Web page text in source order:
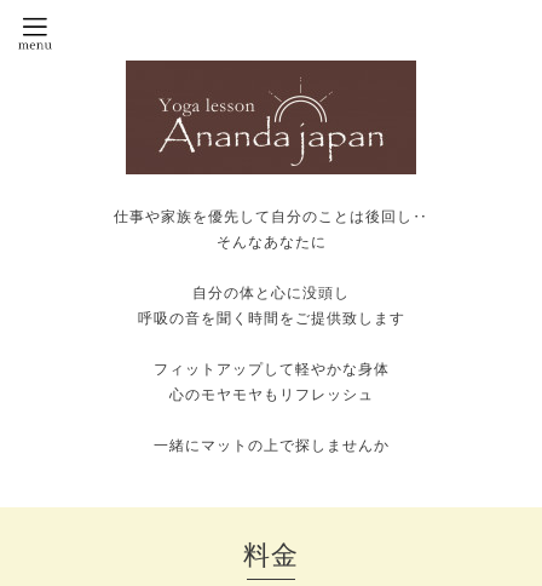
仕事や家族を優先して自分のことは後回し‥
そんなあなたに
自分の体と心に没頭し
呼吸の音を聞く時間をご提供致します
フィットアップして軽やかな身体
心のモヤモヤもリフレッシュ
一緒にマットの上で探しませんか
料金